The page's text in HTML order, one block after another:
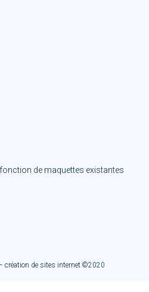
de maquettes existantes
création de sites internet ©2020